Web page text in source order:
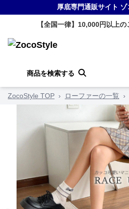
厚底専門通販サイト
【全国一律】10,000円以上
商品を検索する
ZocoStyle TOP › ローファーの一覧 ›